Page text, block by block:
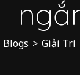
Blogs > Giải Trí